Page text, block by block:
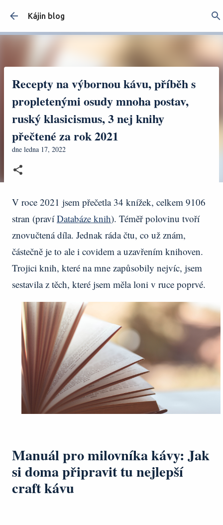
Kájin blog
Recepty na výbornou kávu, příběh s
propletenými osudy mnoha postav,
ruský klasicismus, 3 nej knihy
přečtené za rok 2021
dne ledna 17, 2022
V roce 2021 jsem přečetla 34 knížek, celkem 9106
stran (pravíDatabáze knih). Téměř polovinu tvoří
znovučtená díla. Jednak ráda čtu, co už znám,
částečně je to ale i covidem a uzavřením knihoven.
Trojici knih, které na mne zapůsobily nejvíc, jsem
sestavila z těch, které jsem měla loni v ruce poprvé.
Manuál pro milovníka kávy: Jak
si doma připravit tu nejlepší
craft kávu